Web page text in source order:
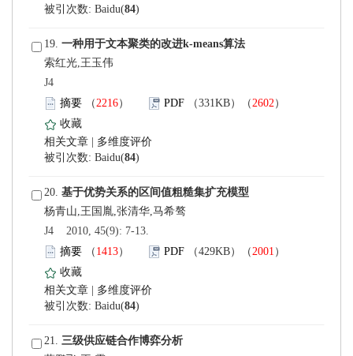
)
19.
索红光,王玉伟
J4
）
）
|
)
20.
J4 2010, 45(9): 7-13.
）
）
|
)
21.